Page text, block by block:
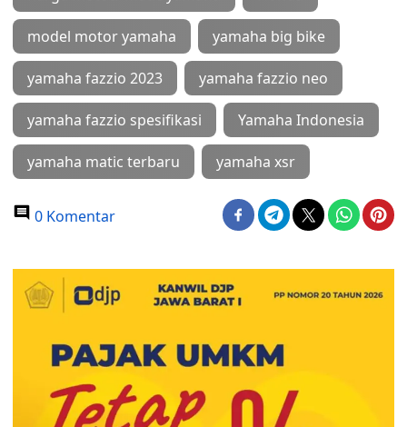
model motor yamaha yamaha big bike
yamaha fazzio 2023 yamaha fazzio neo
yamaha fazzio spesifikasi Yamaha Indonesia
yamaha matic terbaru yamaha xsr
0 Komentar